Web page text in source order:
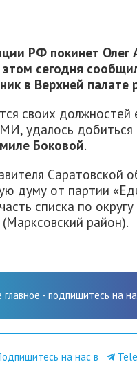
РФ покинет Олег
сегодня
в Верхней палате
своих
удалось
Боковой.
Саратовской
думу от партии
списка по
район).
главное - подпишитесь на
на нас в